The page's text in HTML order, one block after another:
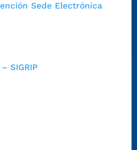
Sede Electrónica
SIGRIP
Santander,
68001.